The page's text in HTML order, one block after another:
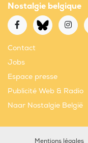
Nostalgie belgique
Contact
Jobs
Espace presse
Publicité Web & Radio
Naar Nostalgie België
Mentions légales